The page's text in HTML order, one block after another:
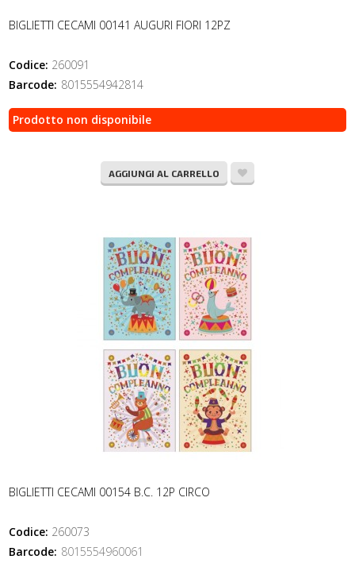
BIGLIETTI CECAMI 00141 AUGURI FIORI 12PZ
Codice: 260091
Barcode: 8015554942814
Prodotto non disponibile
AGGIUNGI AL CARRELLO
BIGLIETTI CECAMI 00154 B.C. 12P CIRCO
Codice: 260073
Barcode: 8015554960061